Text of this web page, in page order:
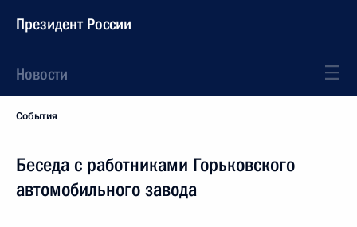
Президент России
Новости
События
Беседа с работниками Горьковского
автомобильного завода